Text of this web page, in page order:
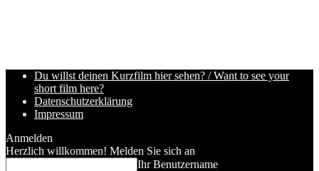
Du willst deinen Kurzfilm hier sehen? / Want to see your
short film here?
Datenschutzerklärung
Impressum
Anmelden
Herzlich willkommen! Melden Sie sich an
Ihr Benutzername